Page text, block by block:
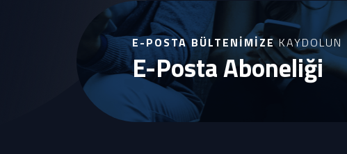
E-POSTA BÜLTENIMIZEKAYDOLUN
E-Posta Aboneliği